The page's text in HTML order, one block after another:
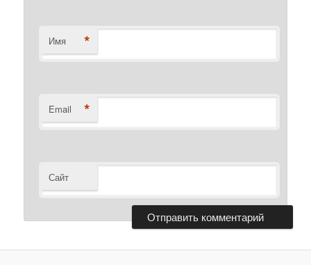
Имя *
Email *
Сайт